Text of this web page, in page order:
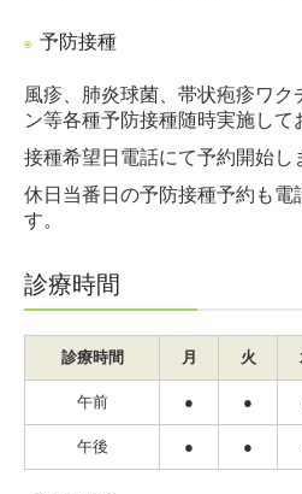
予防接種
風疹、肺炎球菌、帯状疱疹ワ
ン等各種予防接種随時実施して
接種希望日電話にて予約開始し
休日当番日の予防接種予約も電
す。
診療時間
診療時間 月 火
午前 ● ●
午後 ● ●